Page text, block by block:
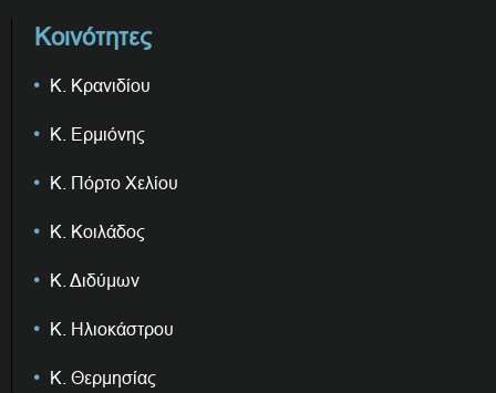
Κοινότητες
Κ. Κρανιδίου
Κ. Ερμιόνης
Κ. Πόρτο Χελίου
Κ. Κοιλάδος
Κ. Διδύμων
Κ. Ηλιοκάστρου
Κ. Θερμησίας